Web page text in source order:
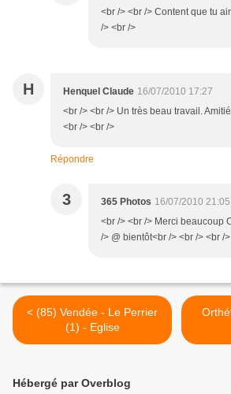
<br /> <br /> Content que tu
/> <br />
H Henquel Claude 16/07/2010 17:27
<br /> <br /> Un très beau travail.
<br /> <br />
Répondre
3 365 Photos 16/07/2010 21:05
<br /> <br /> Merci beaucoup
/> @ bientôt<br /> <br /> <br /
< (85) Vendée - Le Perrier
(1) - Eglise
Hébergé par Overblog